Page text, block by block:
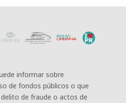
informar sobre
de fondos públicos o que
de fraude o actos de